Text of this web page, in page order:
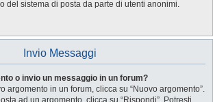
del sistema di posta da parte di utenti anonimi.
Invio Messaggi
o invio un messaggio in un forum?
argomento in un forum, clicca su “Nuovo argomento”.
ad un argomento, clicca su “Rispondi”. Potresti